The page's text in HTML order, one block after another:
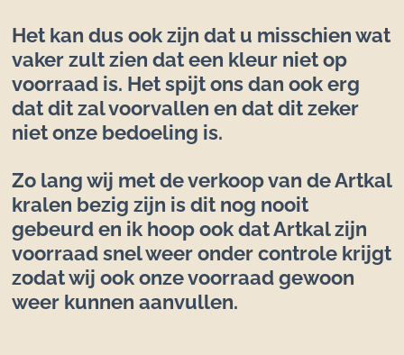
Het kan dus ook zijn dat u misschien wat
vaker zult zien dat een kleur niet op
voorraad is. Het spijt ons dan ook erg
dat dit zal voorvallen en dat dit zeker
niet onze bedoeling is.
Zo lang wij met de verkoop van de Artkal
kralen bezig zijn is dit nog nooit
gebeurd en ik hoop ook dat Artkal zijn
voorraad snel weer onder controle krijgt
zodat wij ook onze voorraad gewoon
weer kunnen aanvullen.